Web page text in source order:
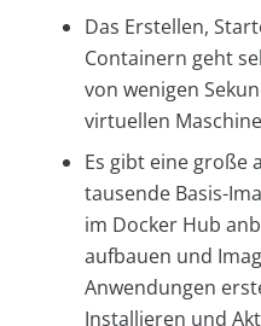
Das Erstellen,
Containern geht
von wenigen
virtuellen
Es gibt eine große
tausende Basis-
im Docker Hub
aufbauen und
Anwendungen
Installieren und